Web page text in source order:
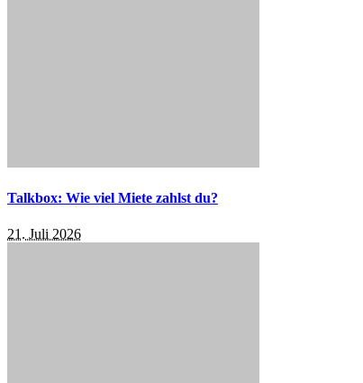
Talkbox: Wie viel Miete zahlst du?
21. Juli 2026